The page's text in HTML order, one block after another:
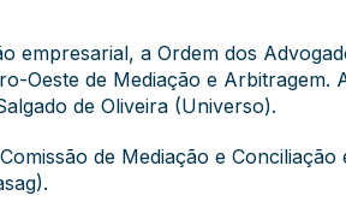
empresarial, a Ordem dos
Oeste de Mediação e Arbitragem.
de Oliveira (Universo).
de Mediação e